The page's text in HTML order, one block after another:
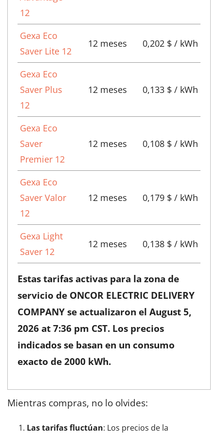
12
Gexa Eco
Saver Lite 12
12 meses 0,202 $ / kWh
Gexa Eco
Saver Plus
12
12 meses 0,133 $ / kWh
Gexa Eco
Saver
Premier 12
12 meses 0,108 $ / kWh
Gexa Eco
Saver Valor
12
12 meses 0,179 $ / kWh
Gexa Light
Saver 12
12 meses 0,138 $ / kWh
Estas tarifas activas para la zona de
servicio de ONCOR ELECTRIC DELIVERY
COMPANY se actualizaron el August 5,
2026 at 7:36 pm CST. Los precios
indicados se basan en un consumo
exacto de 2000 kWh.
Mientras compras, no lo olvides:
Las tarifas fluctúan: Los precios de la